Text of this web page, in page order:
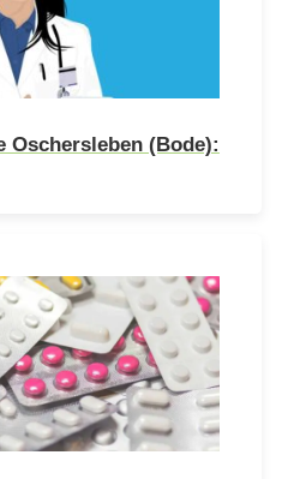
Oschersleben (Bode):